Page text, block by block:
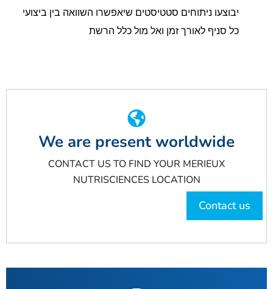
יבוצעו ניתוחים סטטיסטים שיאפשרו השוואה בין ביצועי
כל סניף לאורך זמן ואל מול כלל הרשת
Contact us
We are present worldwide
CONTACT US TO FIND YOUR MERIEUX
NUTRISCIENCES LOCATION